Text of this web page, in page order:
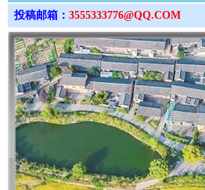
投稿邮箱： 3555333776@QQ.COM